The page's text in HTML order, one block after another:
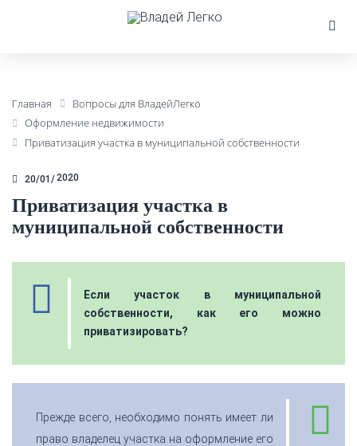
Главная
Вопросы для ВладейЛегко
Оформление недвижимости
Приватизация участка в муниципальной собственности
20/01 2020
Приватизация участка в
муниципальной собственности
Если участок в муниципальной
собственности, как его можно
приватизировать?
Прежде всего, необходимо понять имеет ли
право владелец участка на оформление его